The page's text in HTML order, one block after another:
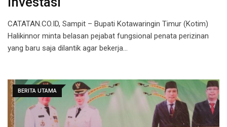
CATATAN.CO.ID, Sampit – Bupati Kotawaringin Timur (Kotim)
Halikinnor minta belasan pejabat fungsional penata perizinan
yang baru saja dilantik agar bekerja…
BERITA UTAMA